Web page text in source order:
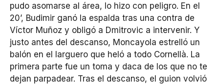
pudo asomarse al área, lo hizo con peligro. En el
20’, Budimir ganó la espalda tras una contra de
Víctor Muñoz y obligó a Dmitrovic a intervenir. Y
justo antes del descanso, Moncayola estrelló un
balón en el larguero que heló a todo Cornellà. La
primera parte fue un toma y daca de los que no te
dejan parpadear. Tras el descanso, el guion volvió